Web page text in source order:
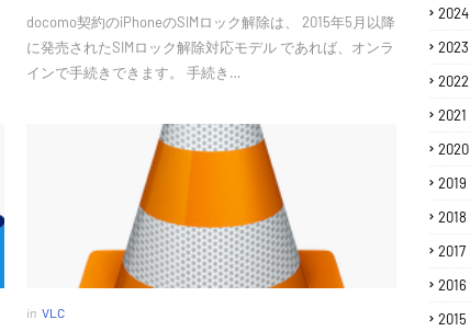
docomo契約のiPhoneのSIMロック解除は、 2015年5月以降
に発売されたSIMロック解除対応モデル であれば、オンラ
インで手続きできます。 手続き…
in VLC
2024
2023
2022
2021
2020
2019
2018
2017
2016
2015